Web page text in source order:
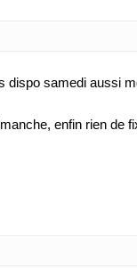
dispo samedi aussi
enfin rien de